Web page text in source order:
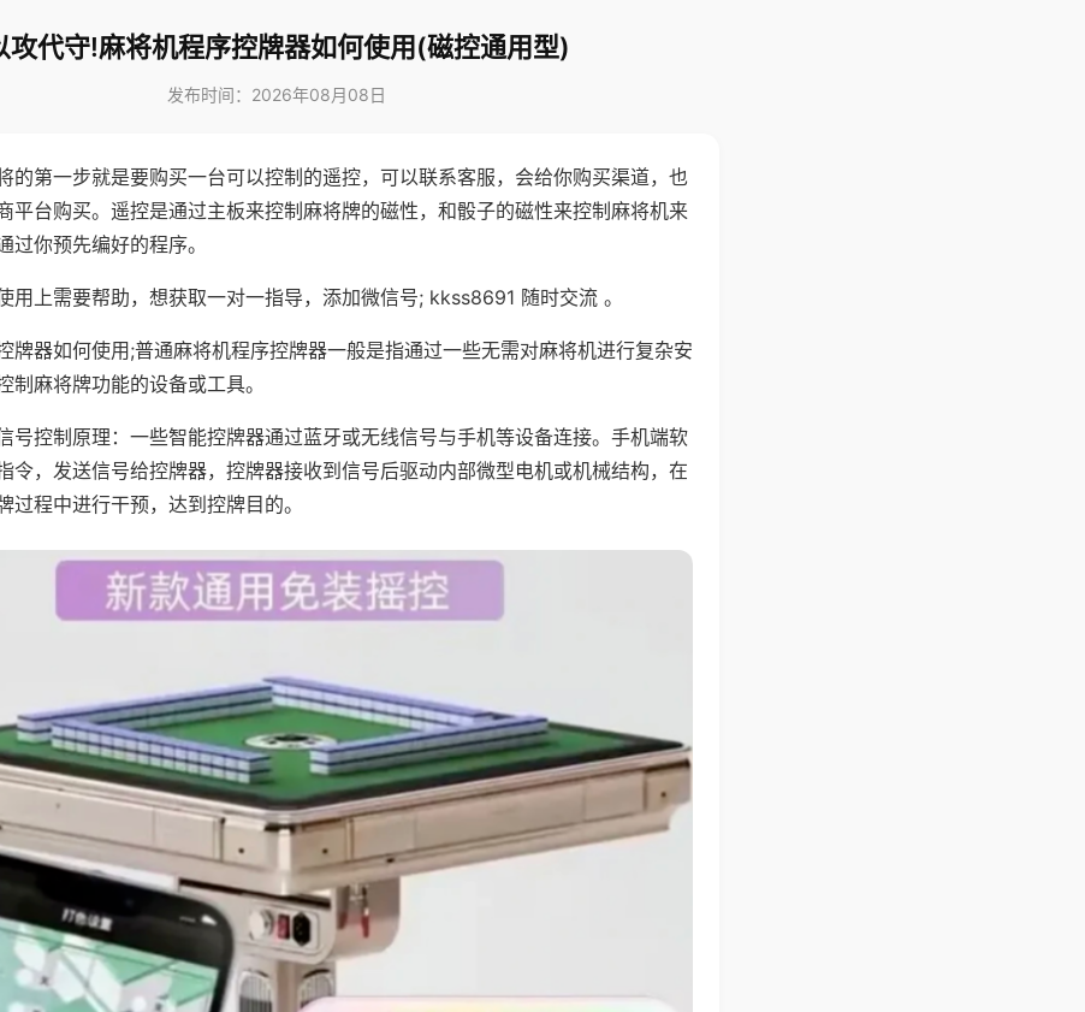
攻代守!麻将机程序控牌器如何使用(磁控通用型)
发布时间：2026年08月08日
的第一步就是要购买一台可以控制的遥控，可以联系客服，会给你购买渠道，也
平台购买。遥控是通过主板来控制麻将牌的磁性，和骰子的磁性来控制麻将机来
过你预先编好的程序。
用上需要帮助，想获取一对一指导，添加微信号; kkss8691 随时交流 。
牌器如何使用;普通麻将机程序控牌器一般是指通过一些无需对麻将机进行复杂安
制麻将牌功能的设备或工具。
号控制原理：一些智能控牌器通过蓝牙或无线信号与手机等设备连接。手机端软
令，发送信号给控牌器，控牌器接收到信号后驱动内部微型电机或机械结构，在
过程中进行干预，达到控牌目的。